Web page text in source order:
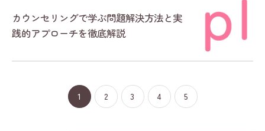
カウンセリングで学ぶ問題解決方法と実
践的アプローチを徹底解説
1 2 3 4 5